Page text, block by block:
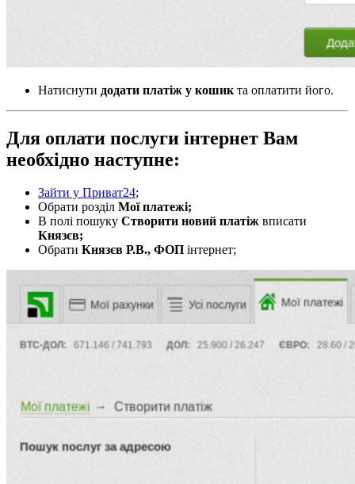
Натиснути додати платіж у кошик та оплатити його.
Для оплати послуги інтернет Вам
необхідно наступне:
Зайти у Приват24;
Обрати розділ Мої платежі;
В полі пошуку Створити новий платіж вписати
Князєв;
Обрати Князєв Р.В., ФОП інтернет;